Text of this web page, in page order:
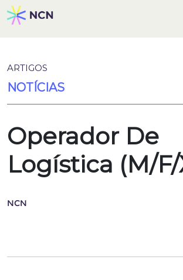
ARTIGOS
NOTÍCIAS
Operador De
Logística (M/F/
NCN